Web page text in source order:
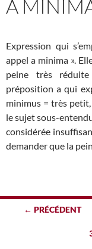
A
Expression qui
appel a minima ».
peine très réduite
préposition a qui
minimus = très petit,
le sujet sous-
considérée
demander que la
Navigation
← PRÉCÉDENT